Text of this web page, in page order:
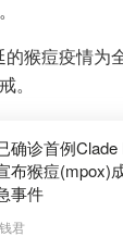
猴痘疫情为
。
确诊首例
布猴痘(mpox)
事件
君